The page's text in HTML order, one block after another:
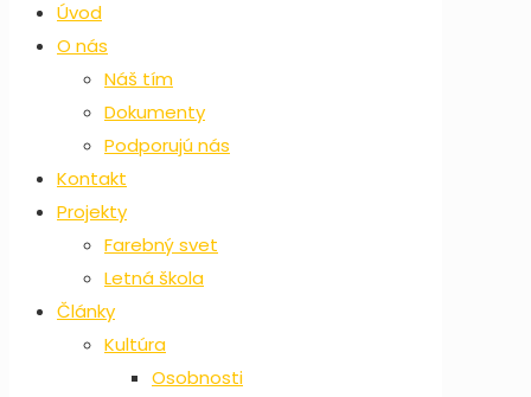
Úvod
O nás
Náš tím
Dokumenty
Podporujú nás
Kontakt
Projekty
Farebný svet
Letná škola
Články
Kultúra
Osobnosti